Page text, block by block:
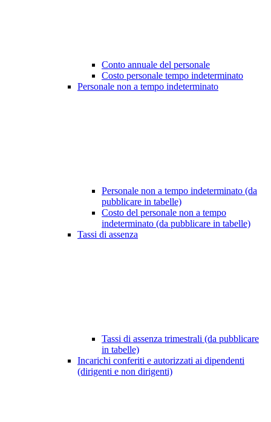
Conto annuale del personale
Costo personale tempo indeterminato
Personale non a tempo indeterminato
Personale non a tempo indeterminato (da
pubblicare in tabelle)
Costo del personale non a tempo
indeterminato (da pubblicare in tabelle)
Tassi di assenza
Tassi di assenza trimestrali (da pubblicare
in tabelle)
Incarichi conferiti e autorizzati ai dipendenti
(dirigenti e non dirigenti)